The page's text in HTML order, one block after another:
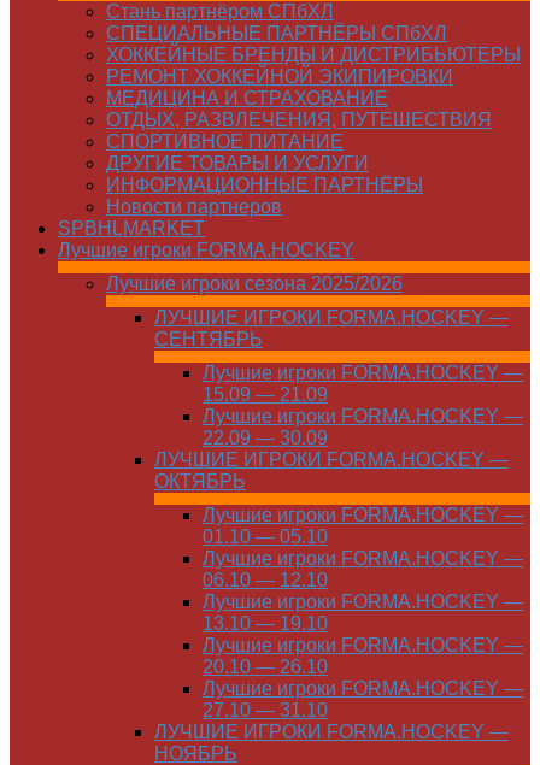
Стань партнёром СПбХЛ
СПЕЦИАЛЬНЫЕ ПАРТНЁРЫ СПбХЛ
ХОККЕЙНЫЕ БРЕНДЫ И ДИСТРИБЬЮТЕРЫ
РЕМОНТ ХОККЕЙНОЙ ЭКИПИРОВКИ
МЕДИЦИНА И СТРАХОВАНИЕ
ОТДЫХ, РАЗВЛЕЧЕНИЯ, ПУТЕШЕСТВИЯ
СПОРТИВНОЕ ПИТАНИЕ
ДРУГИЕ ТОВАРЫ И УСЛУГИ
ИНФОРМАЦИОННЫЕ ПАРТНЁРЫ
Новости партнеров
SPBHLMARKET
Лучшие игроки FORMA.HOCKEY
Лучшие игроки сезона 2025/2026
ЛУЧШИЕ ИГРОКИ FORMA.HOCKEY —
СЕНТЯБРЬ
Лучшие игроки FORMA.HOCKEY —
15.09 — 21.09
Лучшие игроки FORMA.HOCKEY —
22.09 — 30.09
ЛУЧШИЕ ИГРОКИ FORMA.HOCKEY —
ОКТЯБРЬ
Лучшие игроки FORMA.HOCKEY —
01.10 — 05.10
Лучшие игроки FORMA.HOCKEY —
06.10 — 12.10
Лучшие игроки FORMA.HOCKEY —
13.10 — 19.10
Лучшие игроки FORMA.HOCKEY —
20.10 — 26.10
Лучшие игроки FORMA.HOCKEY —
27.10 — 31.10
ЛУЧШИЕ ИГРОКИ FORMA.HOCKEY —
НОЯБРЬ